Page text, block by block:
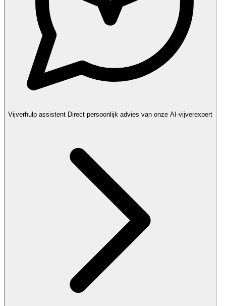
Vijverhulp assistent Direct persoonlijk advies van onze AI-vijverexpert